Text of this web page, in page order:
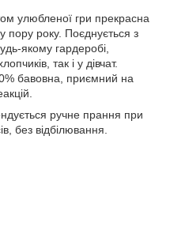
улюбленої гри прекрасна
пору року. Поєднується з
якому гардеробі,
так і у дівчат.
бавовна, приємний на
ручне прання при
без відбілювання.